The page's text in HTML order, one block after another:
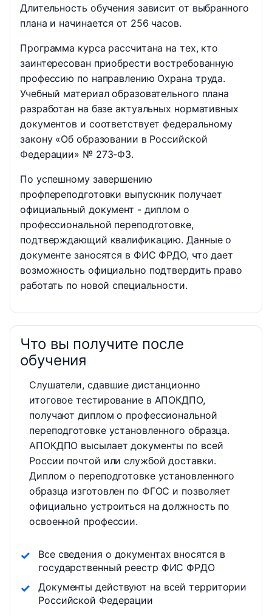
Длительность обучения зависит от выбранного
плана и начинается от 256 часов.
Программа курса рассчитана на тех, кто
заинтересован приобрести востребованную
профессию по направлению Охрана труда.
Учебный материал образовательного плана
разработан на базе актуальных нормативных
документов и соответствует федеральному
закону «Об образовании в Российской
Федерации» № 273-ФЗ.
По успешному завершению
профпереподготовки выпускник получает
официальный документ - диплом о
профессиональной переподготовке,
подтверждающий квалификацию. Данные о
документе заносятся в ФИС ФРДО, что дает
возможность официально подтвердить право
работать по новой специальности.
Что вы получите после
обучения
Слушатели, сдавшие дистанционно
итоговое тестирование в АПОКДПО,
получают диплом о профессиональной
переподготовке установленного образца.
АПОКДПО высылает документы по всей
России почтой или службой доставки.
Диплом о переподготовке установленного
образца изготовлен по ФГОС и позволяет
официально устроиться на должность по
освоенной профессии.
Все сведения о документах вносятся в
государственный реестр ФИС ФРДО
Документы действуют на всей территории
Российской Федерации